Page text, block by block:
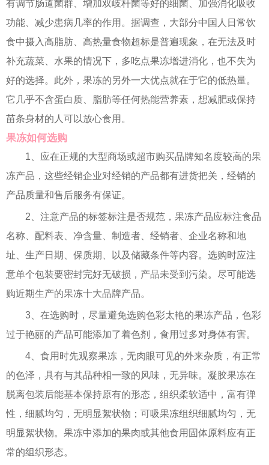
有调节肠道菌群、增加双岐杆菌等好的细菌、加强消化吸收
功能、减少患病几率的作用。据调查，大部分中国人日常饮
食中摄入高脂肪、高热量食物超标是普遍现象，在无法及时
补充蔬菜、水果的情况下，多吃点果冻增进消化，也不失为
好的选择。此外，果冻的另外一大优点就在于它的低热量。
它几乎不含蛋白质、脂肪等任何热能营养素，想减肥或保持
苗条身材的人可以放心食用。
果冻如何选购
1、应在正规的大型商场或超市购买品牌知名度较高的果
冻产品，这些经销企业对经销的产品都有进货把关，经销的
产品质量和售后服务有保证。
2、注意产品的标签标注是否规范，果冻产品应标注食品
名称、配料表、净含量、制造者、经销者、企业名称和地
址、生产日期、保质期、以及储藏条件等内容。选购时应注
意单个包装要密封完好无破损，产品未受到污染。尽可能选
购近期生产的果冻十大品牌产品。
3、在选购时，尽量避免选购色彩太艳的果冻产品，色彩
过于艳丽的产品可能添加了着色剂，食用过多对身体有害。
4、食用时先观察果冻，无肉眼可见的外来杂质，有正常
的色泽，具有与其品种相一致的风味，无异味。凝胶果冻在
脱离包装后能基本保持原有的形态，组织柔软适中，富有弹
性，细腻均匀，无明显絮状物；可吸果冻组织细腻均匀，无
明显絮状物。果冻中添加的果肉或其他食用固体原料应有正
常的组织形态。